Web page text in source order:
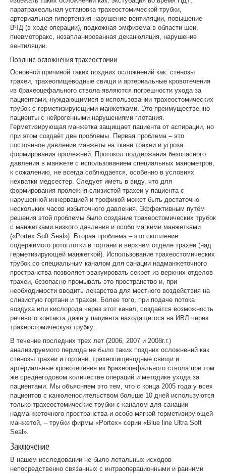
паратрахеальная установка трахеостомической трубки,
артериальная гипертензия нарушение вентиляции, повышение
ВЧД (в ходе операции), подкожная эмфизема в области шеи,
пневмоторакс, незапланированная деканюляция, нарушение
вентиляции.
Поздние осложнения трахеостомии
Основной причиной таких поздних осложнений как: стенозы
трахеи, трахеопищеводные свищи и артериальные кровотечения
из брахеоцефального ствола являются погрешности ухода за
пациентами, нуждающимися в использовании трахеостомических
трубок с герметизирующими манжетками. Это преимущественно
пациенты с нейрогенными нарушениями глотания.
Герметизирующая манжетка защищает пациента от аспирации, но
при этом создаёт две проблемы. Первая проблема – это
постоянное давление манжеты на ткани трахеи и угроза
формирования пролежней. Протокол поддержания безопасного
давления в манжете с использованием специальных манометров,
к сожалению, не всегда соблюдается, особенно в условиях
нехватки медсестер. Следует иметь в виду, что для
формирования пролежня слизистой трахеи у пациента с
нарушенной иннервацией и трофикой может быть достаточно
нескольких часов избыточного давления. Эффективным путём
решения этой проблемы было создание трахеостомических трубок
с манжетками низкого давления и особо мягкими манжетками
(«Portex Soft Seal»). Вторая проблема – это скопление
содержимого ротоглотки в гортани и верхнем отделе трахеи (над
герметизирующей манжеткой). Использование трахеостомических
трубок со специальным каналом для санации надманжеточного
пространства позволяет эвакуировать секрет из верхних отделов
трахеи, безопасно промывать это пространство и, при
необходимости вводить лекарства для местного воздействия на
слизистую гортани и трахеи. Более того, при подаче потока
воздуха или кислорода через этот канал, создаётся возможность
речевого контакта даже у пациента находящегося на ИВЛ через
трахеостомическую трубку.
В течение последних трех лет (2006, 2007 и 2008г.г.)
анализируемого периода не было таких поздних осложнений как
стенозы трахеи и гортани, трахеопищеводные свищи и
артериальные кровотечения из брахеоцефального ствола при том
же среднегодовом количестве операций и методике ухода за
пациентами. Мы объясняем это тем, что с конца 2005 года у всех
пациентов с канюленосительством больше 10 дней используются
только трахеостомические трубки с каналом для санации
надманжеточного пространства и особо мягкой герметизирующей
манжетой, – трубки фирмы «Portex» серии «Blue line Ultra Soft
Seal».
Заключение
В нашем исследовании не было летальных исходов
непосредственно связанных с интраоперационными и ранними